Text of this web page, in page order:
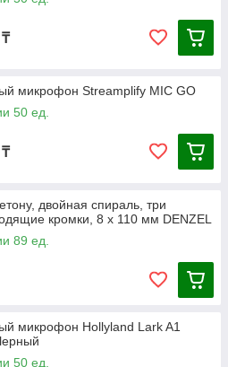
₸
микрофон Streamplify MIC GO
50 ед.
₸
двойная спираль, три
кромки, 8 x 110 мм DENZEL
89 ед.
микрофон Hollyland Lark A1
50 ед.